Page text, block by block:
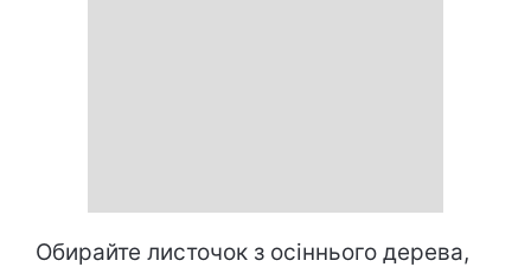
Обирайте листочок з осіннього дерева,